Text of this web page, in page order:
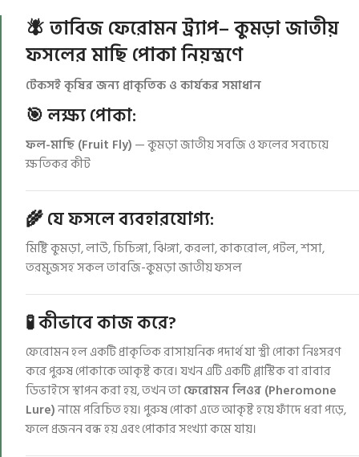
🪰 তাবিজ ফেরোমনট্র্যাপ– কুমড়া জাতীয়
ফসলের মাছি পোকা নিয়ন্ত্রণে
টেকসই কৃষির জন্য প্রাকৃতিক ও কার্যকর সমাধান
🎯 লক্ষ্য পোকা:
ফল-মাছি (Fruit Fly) — কুমড়া জাতীয় সবজি ও ফলের সবচেয়ে
ক্ষতিকর কীট
🌾 যে ফসলে ব্যবহারযোগ্য:
মিষ্টি কুমড়া, লাউ, চিচিঙ্গা, ঝিঙ্গা, করলা, কাকরোল, পটল, শসা,
তরমুজসহ সকল তাবজি-কুমড়া জাতীয় ফসল
🧪 কীভাবে কাজ করে?
ফেরোমন হল একটি প্রাকৃতিক রাসায়নিক পদার্থ যা স্ত্রী পোকা নিঃসরণ
করে পুরুষ পোকাকে আকৃষ্ট করে। যখন এটি একটি প্লাস্টিক বা রাবার
ডিভাইসে স্থাপন করা হয়, তখন তাফেরোমন লিওর (Pheromone
Lure)নামে পরিচিত হয়। পুরুষ পোকা এতে আকৃষ্ট হয়ে ফাঁদে ধরা পড়ে,
ফলে প্রজনন বন্ধ হয় এবং পোকার সংখ্যা কমে যায়।